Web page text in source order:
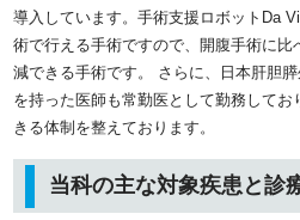
導入しています。手術支援ロボットDa
術で行える手術ですので、開腹手術に
減できる手術です。
さらに、日本肝胆
を持った医師も常勤医として勤務して
きる体制を整えております。
当科の主な対象疾患と診